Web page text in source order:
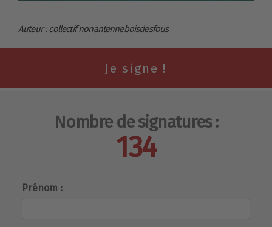
Auteur : collectif nonantenneboisdesfous
Nombre de signatures :
134
Prénom :